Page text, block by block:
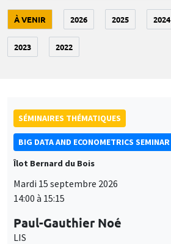
À VENIR 2026 2025 2024
2023 2022
SÉMINAIRES THÉMATIQUES
BIG DATA AND ECONOMETRICS SEMINAR
Îlot Bernard du Bois
Mardi 15 septembre 2026
14:00 à 15:15
Paul-Gauthier Noé
LIS